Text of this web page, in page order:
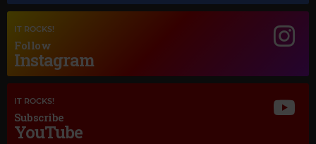
Magic Jazz
FRANK SINATRA
IT ROCKS!
Follow
Instagram
IT ROCKS!
Subscribe
YouTube